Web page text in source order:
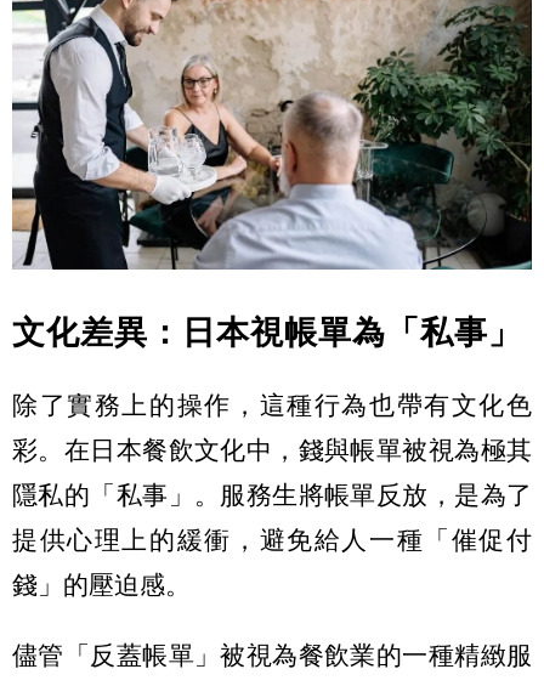
文化差異：日本視帳單為「私事」
除了實務上的操作，這種行為也帶有文化色
彩。在日本餐飲文化中，錢與帳單被視為極其
隱私的「私事」。服務生將帳單反放，是為了
提供心理上的緩衝，避免給人一種「催促付
錢」的壓迫感。
儘管「反蓋帳單」被視為餐飲業的一種精緻服